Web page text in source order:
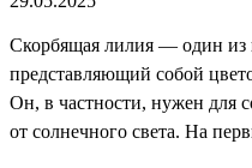
Скорбящая лилия — один из
представляющий собой
Он, в частности, нужен для
от солнечного света. На